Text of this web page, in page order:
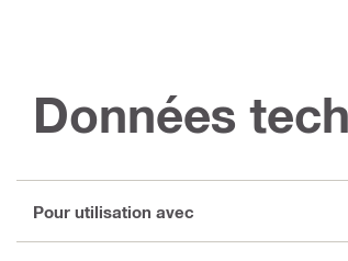
Données
Pour utilisation avec